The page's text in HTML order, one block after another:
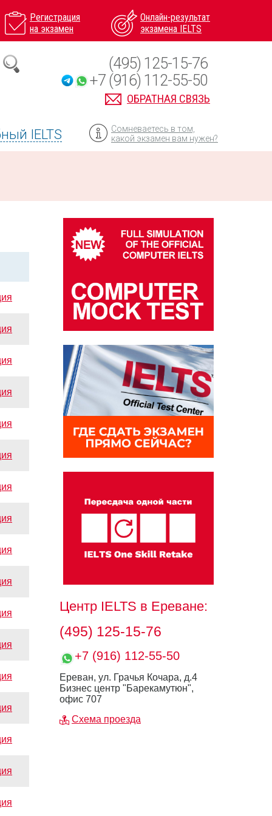
Регистрация
на экзамен
Онлайн-результат
экзамена IELTS
ОБРАТНАЯ СВЯЗЬ
(495) 125-15-76
+7 (916) 112-55-50
IELTS
Сомневаетесь в том,
какой экзамен вам нужен?
Центр IELTS в Ереване:
(495) 125-15-76
+7 (916) 112-55-50
Ереван, ул. Грачья Кочара, д.4
Бизнес центр "Барекамутюн",
офис 707
Схема проезда